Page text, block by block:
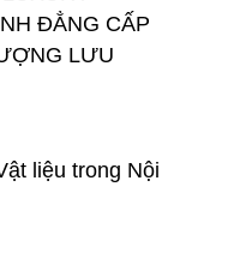
ĐẲNG CẤP
LƯU
liệu trong Nội